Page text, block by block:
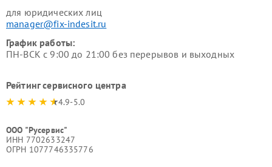
для юридических лиц
manager@fix-indesit.ru
График работы:
ПН-ВСК с 9:00 до 21:00 без перерывов и выходных
Рейтинг сервисного центра
4.9-5.0
ООО "Русервис"
ИНН 7702633247
ОГРН 1077746335776